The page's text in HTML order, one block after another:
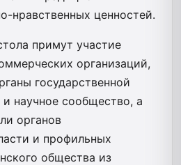
нравственных ценностей.
примут участие
организаций,
государственной
и научное сообщество, а
органов
и профильных
общества из